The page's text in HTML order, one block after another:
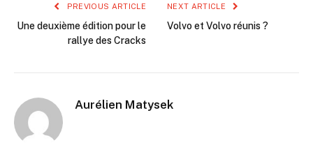
PREVIOUS ARTICLE
Une deuxième édition pour le
rallye des Cracks
NEXT ARTICLE
Volvo et Volvo réunis ?
Aurélien Matysek